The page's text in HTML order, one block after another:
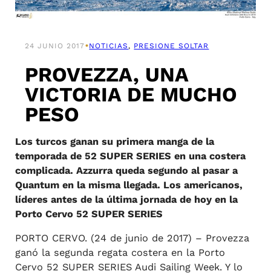
24 JUNIO 2017•NOTICIAS , PRESIONE SOLTAR
PROVEZZA, UNA
VICTORIA DE MUCHO
PESO
Los turcos ganan su primera manga de la
temporada de 52 SUPER SERIES en una costera
complicada. Azzurra queda segundo al pasar a
Quantum en la misma llegada. Los americanos,
líderes antes de la última jornada de hoy en la
Porto Cervo 52 SUPER SERIES
PORTO CERVO. (24 de junio de 2017) – Provezza
ganó la segunda regata costera en la Porto
Cervo 52 SUPER SERIES Audi Sailing Week. Y lo